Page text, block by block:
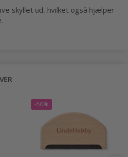
skyllet ud, hvilket også hjælper
-50%